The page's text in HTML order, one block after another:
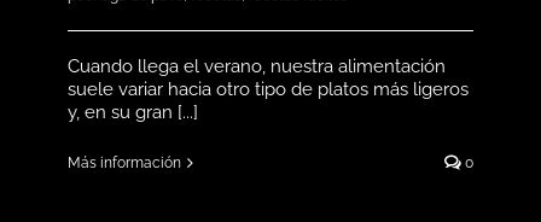
Cuando llega el verano, nuestra alimentación
suele variar hacia otro tipo de platos más ligeros
y, en su gran [...]
Más información 0